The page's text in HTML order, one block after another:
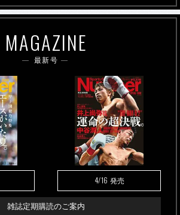
MAGAZINE
最新号
4/16 発売
雑誌定期購読のご案内